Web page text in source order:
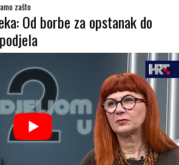
zašto
Od borbe za opstanak do